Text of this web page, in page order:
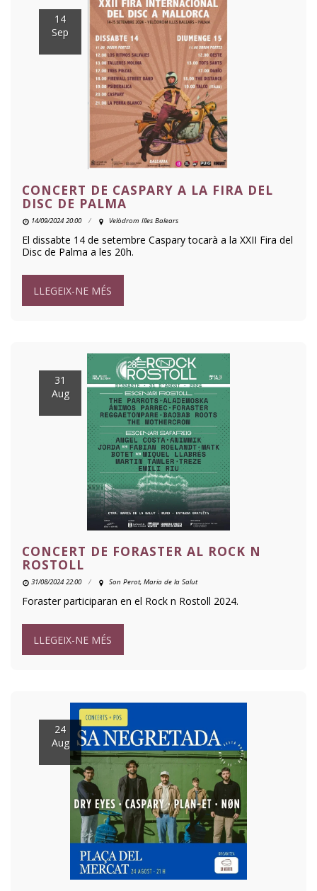
14
Sep
CONCERT DE CASPARY A LA FIRA DEL
DISC DE PALMA
14/09/2024 20:00 Velòdrom Illes Balears
El dissabte 14 de setembre Caspary tocarà a la XXII Fira del
Disc de Palma a les 20h.
LLEGEIX-NE MÉS
31
Aug
CONCERT DE FORASTER AL ROCK N
ROSTOLL
31/08/2024 22:00 Son Perot, Maria de la Salut
Foraster participaran en el Rock n Rostoll 2024.
LLEGEIX-NE MÉS
24
Aug